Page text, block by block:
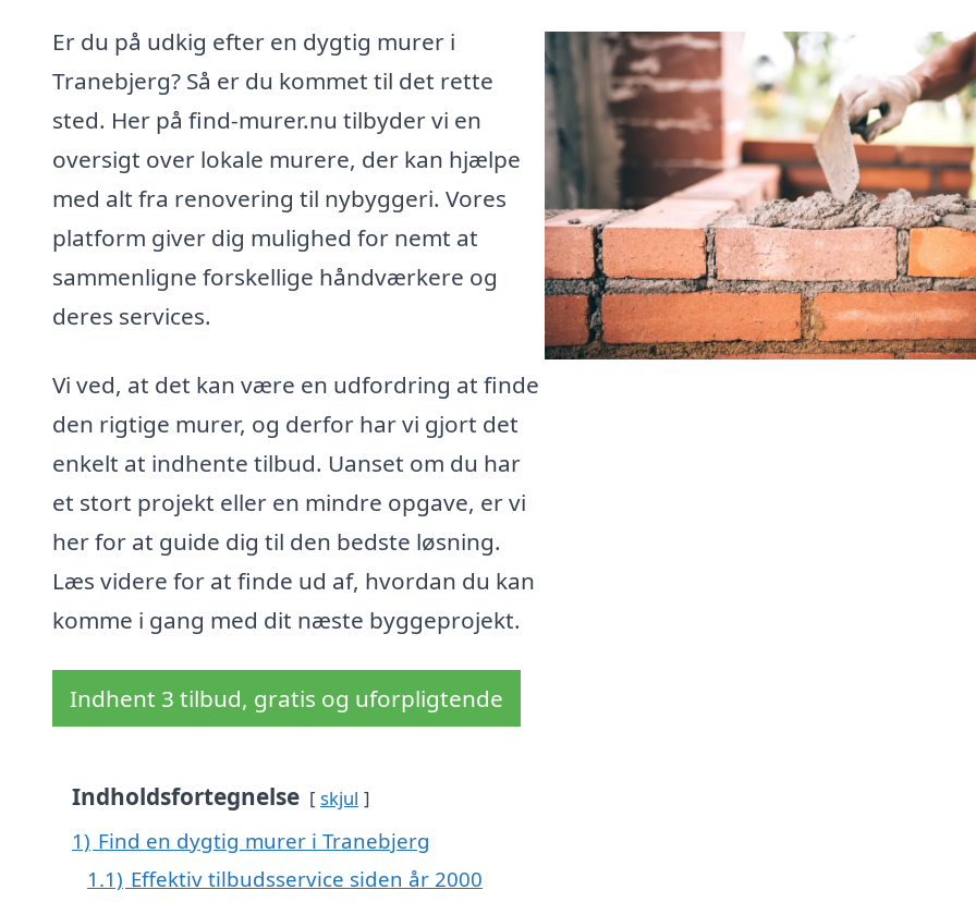
Er du på udkig efter en dygtig murer i
Tranebjerg? Så er du kommet til det rette
sted. Her på find-murer.nu tilbyder vi en
oversigt over lokale murere, der kan hjælpe
med alt fra renovering til nybyggeri. Vores
platform giver dig mulighed for nemt at
sammenligne forskellige håndværkere og
deres services.
Vi ved, at det kan være en udfordring at finde
den rigtige murer, og derfor har vi gjort det
enkelt at indhente tilbud. Uanset om du har
et stort projekt eller en mindre opgave, er vi
her for at guide dig til den bedste løsning.
Læs videre for at finde ud af, hvordan du kan
komme i gang med dit næste byggeprojekt.
Indhent 3 tilbud, gratis og uforpligtende
Indholdsfortegnelse skjul
1) Find en dygtig murer i Tranebjerg
1.1) Effektiv tilbudsservice siden år 2000